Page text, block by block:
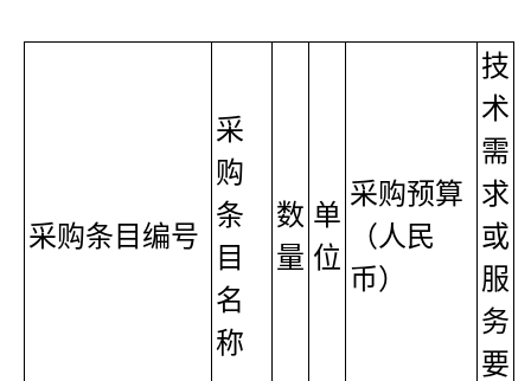
采购条目编号
采
购
条
目
名
称
数
量
单
位
采购预算
（人民
币）
技
术
需
求
或
服
务
要